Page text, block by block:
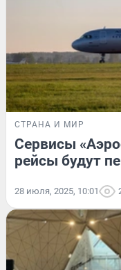
СТРАНА И МИР
Сервисы
рейсы будут
28 июля, 2025, 10:01